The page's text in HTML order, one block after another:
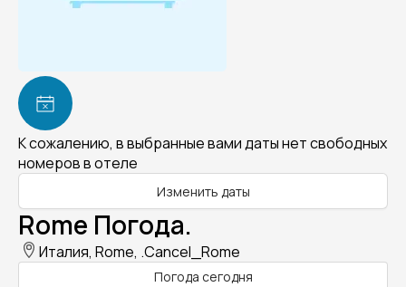
К сожалению, в выбранные вами даты нет свободных
номеров в отеле
Изменить даты
Rome Погода.
Италия, Rome, .Cancel_Rome
Погода сегодня